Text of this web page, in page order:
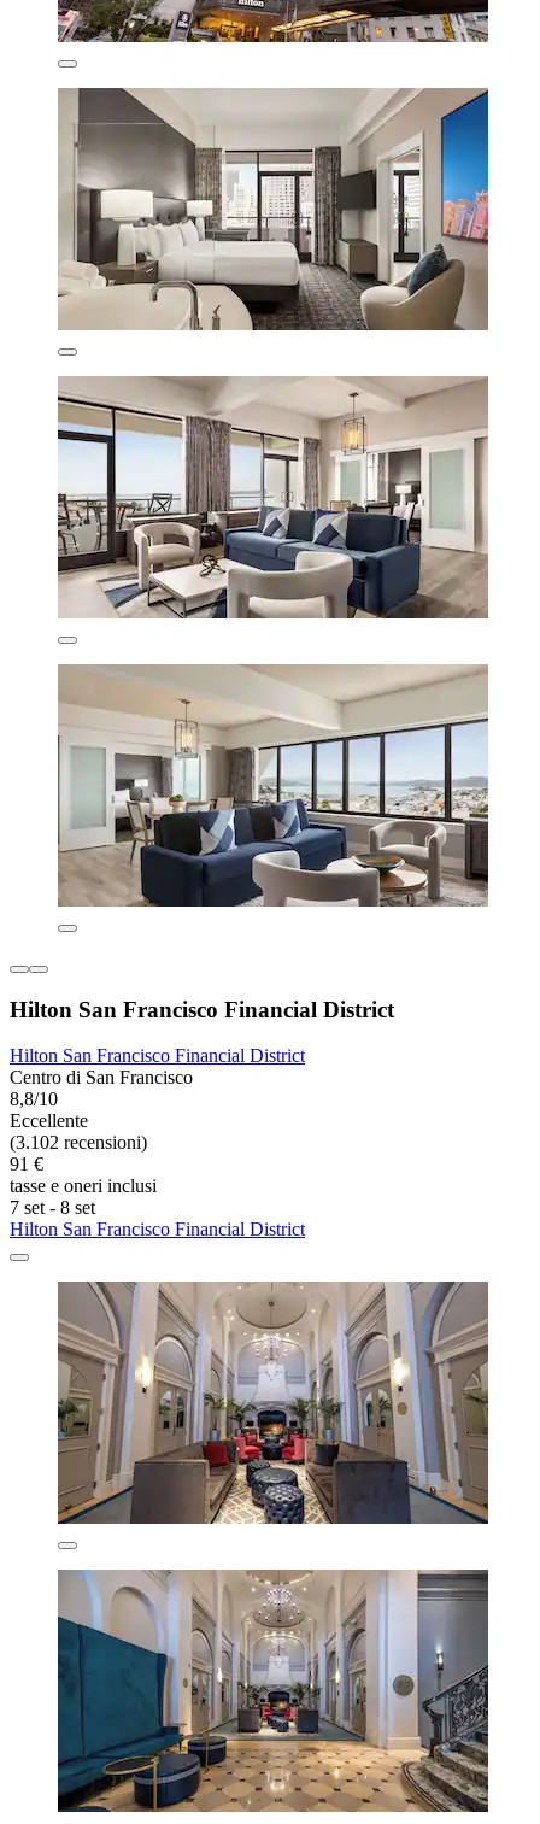
Hilton San Francisco Financial District
Hilton San Francisco Financial District
Centro di San Francisco
8,8/10
Eccellente
(3.102 recensioni)
91 €
tasse e oneri inclusi
7 set - 8 set
Hilton San Francisco Financial District